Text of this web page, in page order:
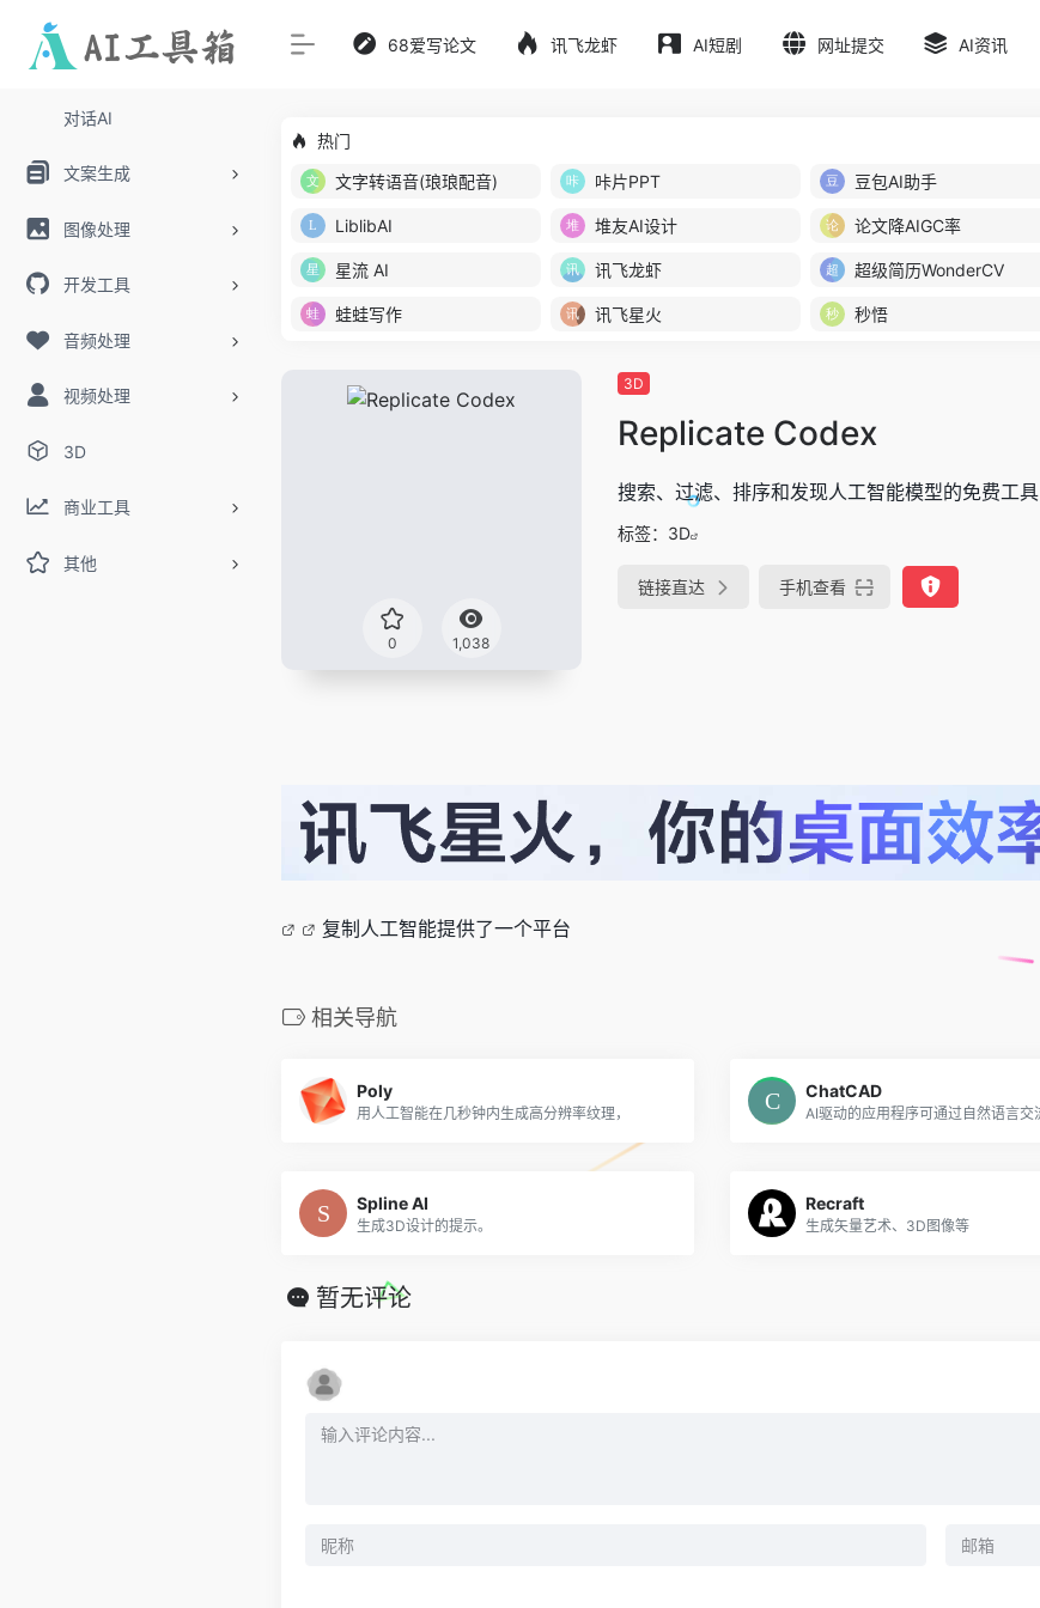
对话AI
文案生成
图像处理
开发工具
音频处理
视频处理
3D
商业工具
其他
68爱写论文 讯飞龙虾 AI短剧 网址提交 AI资讯
热门
文字转语音(琅琅配音)
咔片PPT 豆包AI助手
LiblibAI 堆友AI设计 论文降AIGC率
星流 AI 讯飞龙虾 超级简历WonderCV
蛙蛙写作 讯飞星火 秒悟
0 1,038
3D
Replicate Codex
搜索、过滤、排序和发现人工智能模型的免费工具
标签： 3D
链接直达 手机查看
复制人工智能提供了一个平台
相关导航
Poly
用人工智能在几秒钟内生成高分辨率纹理，
ChatCAD
Spline AI
生成3D设计的提示。
Recraft
生成矢量艺术、3D图像等
暂无评论